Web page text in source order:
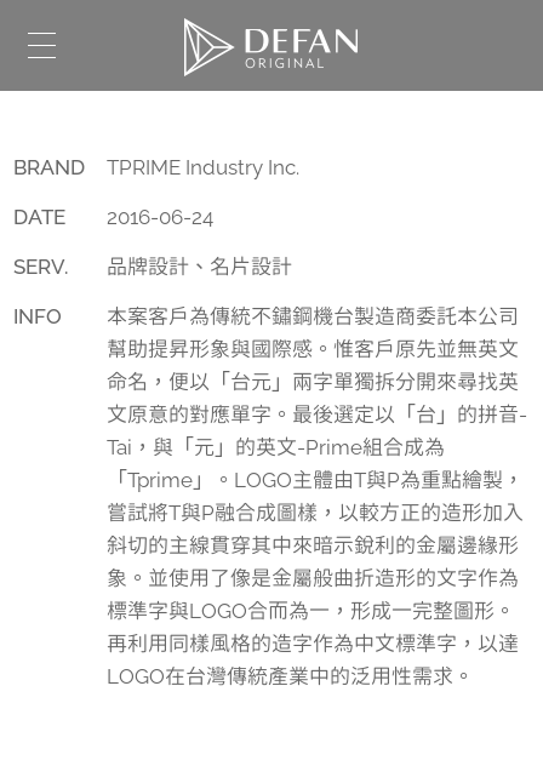
BRAND TPRIME Industry Inc.
DATE 2016-06-24
SERV. 品牌設計、名片設計
INFO
本案客戶為傳統不鏽鋼機台製造商委託本公司
幫助提昇形象與國際感。惟客戶原先並無英文
命名，便以「台元」兩字單獨拆分開來尋找英
文原意的對應單字。最後選定以「台」的拼音-
Tai，與「元」的英文-Prime組合成為
「Tprime」。LOGO主體由T與P為重點繪製，
嘗試將T與P融合成圖樣，以較方正的造形加入
斜切的主線貫穿其中來暗示銳利的金屬邊緣形
象。並使用了像是金屬般曲折造形的文字作為
標準字與LOGO合而為一，形成一完整圖形。
再利用同樣風格的造字作為中文標準字，以達
LOGO在台灣傳統產業中的泛用性需求。